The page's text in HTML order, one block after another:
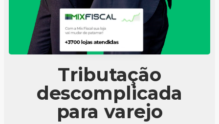
Tributação
descomplicada
para varejo